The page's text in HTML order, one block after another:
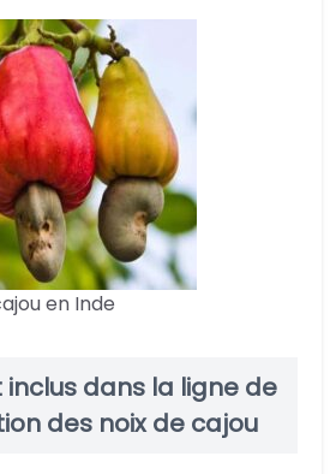
en Inde
inclus dans la ligne de
des noix de cajou